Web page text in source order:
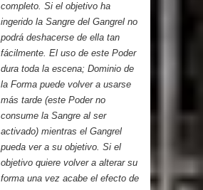
completo. Si el objetivo ha
ingerido la Sangre del Gangrel no
podrá deshacerse de ella tan
fácilmente. El uso de este Poder
dura toda la escena; Dominio de
la Forma puede volver a usarse
más tarde (este Poder no
consume la Sangre al ser
activado) mientras el Gangrel
pueda ver a su objetivo. Si el
objetivo quiere volver a alterar su
forma una vez acabe el efecto de